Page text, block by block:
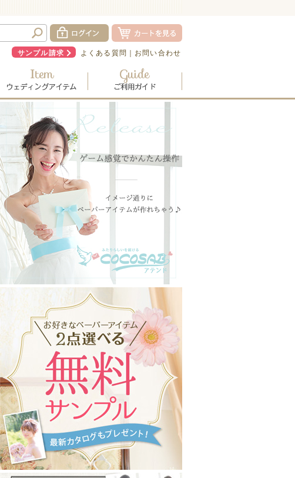
サンプル請求 よくある質問 ｜ お問い合わせ